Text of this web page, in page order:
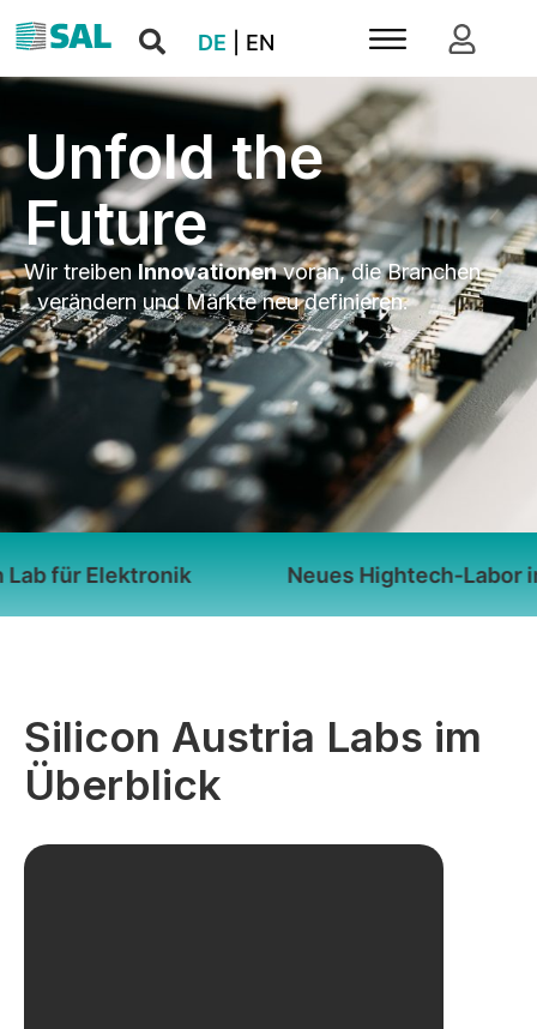
DE EN
Unfold the
Future
Wir treiben Innovationenvoran, die Branchen
verändern und Märkte neu definieren.
Neues High­tech-Labor in
Silicon Austria Labs im
Überblick